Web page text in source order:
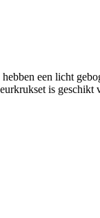
een licht
is geschikt